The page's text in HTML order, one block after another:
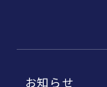
お知らせ